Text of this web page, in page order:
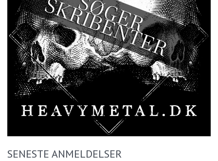
SENESTE ANMELDELSER